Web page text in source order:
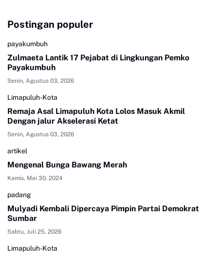
Postingan populer
payakumbuh
Zulmaeta Lantik 17 Pejabat di Lingkungan Pemko
Payakumbuh
Senin, Agustus 03, 2026
Limapuluh-Kota
Remaja Asal Limapuluh Kota Lolos Masuk Akmil
Dengan jalur Akselerasi Ketat
Senin, Agustus 03, 2026
artikel
Mengenal Bunga Bawang Merah
Kamis, Mei 30, 2024
padang
Mulyadi Kembali Dipercaya Pimpin Partai Demokrat
Sumbar
Sabtu, Juli 25, 2026
Limapuluh-Kota